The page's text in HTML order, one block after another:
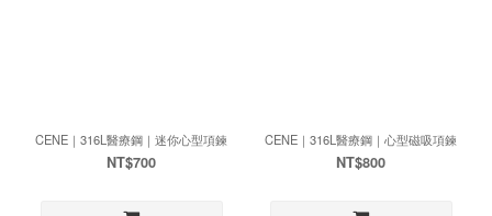
CENE｜316L醫療鋼｜迷你心型項鍊
NT$700
CENE｜316L醫療鋼｜心型磁吸項鍊
NT$800